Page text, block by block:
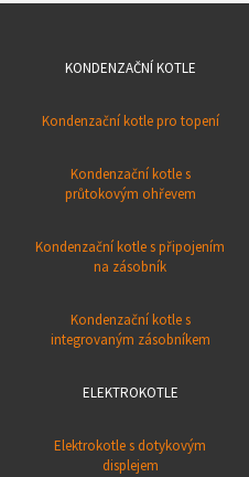
KONDENZAČNÍ KOTLE
Kondenzační kotle pro topení
Kondenzační kotle s
průtokovým ohřevem
Kondenzační kotle s připojením
na zásobník
Kondenzační kotle s
integrovaným zásobníkem
ELEKTROKOTLE
Elektrokotle s dotykovým
displejem